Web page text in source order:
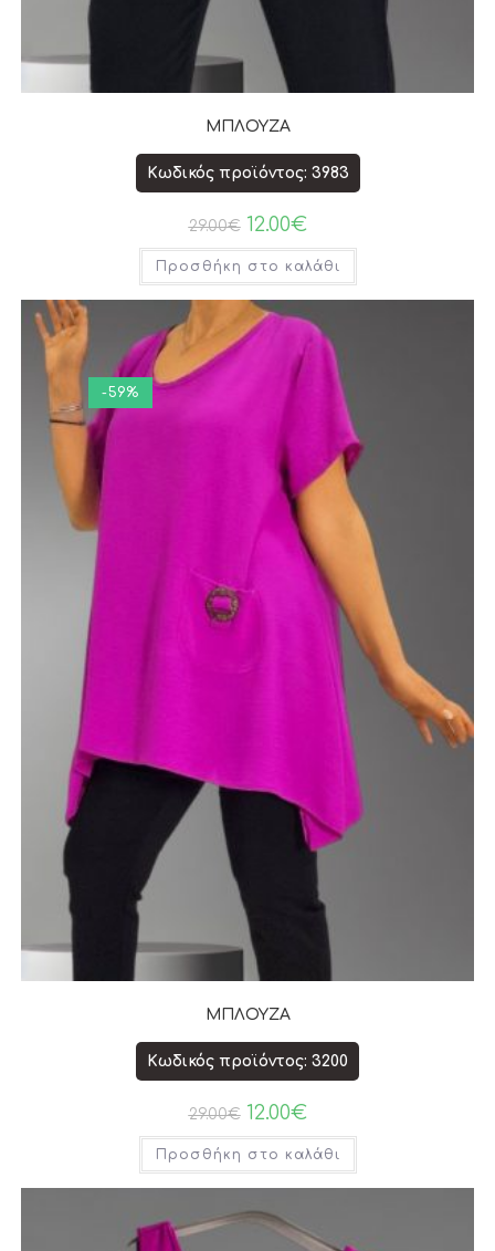
ΜΠΛΟΥΖΑ
Κωδικός προϊόντος: 3983
29.00€ 12.00€
Προσθήκη στο καλάθι
-59%
ΜΠΛΟΥΖΑ
Κωδικός προϊόντος: 3200
29.00€ 12.00€
Προσθήκη στο καλάθι